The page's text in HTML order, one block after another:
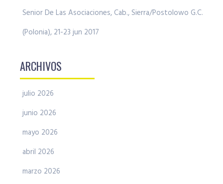
Senior De Las Asociaciones, Cab., Sierra/Postolowo G.C.
(Polonia), 21-23 jun 2017
ARCHIVOS
julio 2026
junio 2026
mayo 2026
abril 2026
marzo 2026